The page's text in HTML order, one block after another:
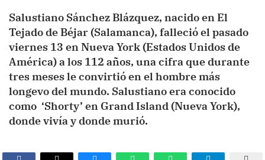
Salustiano Sánchez Blázquez, nacido en El
Tejado de Béjar (Salamanca), falleció el pasado
viernes 13 en Nueva York (Estados Unidos de
América) a los 112 años, una cifra que durante
tres meses le convirtió en el hombre más
longevo del mundo. Salustiano era conocido
como ‘Shorty’ en Grand Island (Nueva York),
donde vivía y donde murió.